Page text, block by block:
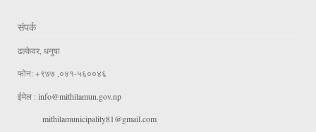
संपर्क
ढल्केवर, धनुषा
फोन: +९७७ ,०४१-५६००४६
ईमेल : info@mithilamun.gov.np
mithilamunicipality81@gmail.com